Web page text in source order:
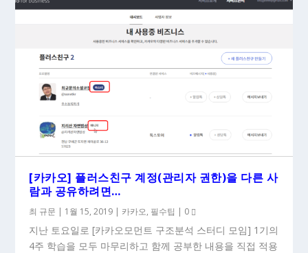
[카카오] 플러스친구 계정(관리자 권한)을 다른 사
람과 공유하려면…
최 규문 | 1월 15, 2019 | 카카오, 필수팁 | 0
지난 토요일로 [카카오모먼트 구조분석 스터디 모임] 1기의
4주 학습을 모두 마무리하고 함께 공부한 내용을 직접 적용